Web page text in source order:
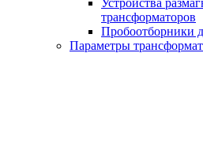
Устройства
трансформаторов
Пробоотборники
Параметры